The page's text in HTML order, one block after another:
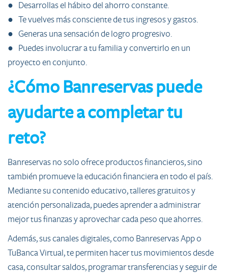
● Desarrollas el hábito del ahorro constante.
● Te vuelves más consciente de tus ingresos y gastos.
● Generas una sensación de logro progresivo.
● Puedes involucrar a tu familia y convertirlo en un
proyecto en conjunto.
¿Cómo Banreservas puede
ayudarte a completar tu
reto?
Banreservas no solo ofrece productos financieros, sino
también promueve la educación financiera en todo el país.
Mediante su contenido educativo, talleres gratuitos y
atención personalizada, puedes aprender a administrar
mejor tus finanzas y aprovechar cada peso que ahorres.
Además, sus canales digitales, como Banreservas App o
TuBanca Virtual, te permiten hacer tus movimientos desde
casa, consultar saldos, programar transferencias y seguir de